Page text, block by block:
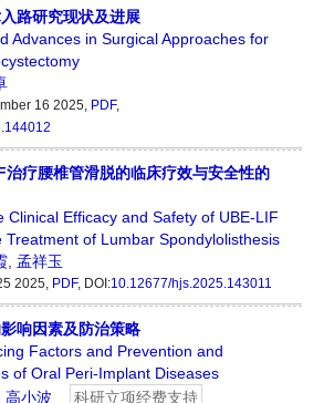
路研究现状及进展
Advances in Surgical Approaches for
16 2025, PDF,
疗腰椎管滑脱的临床疗效与安全性的
Clinical Efficacy and Safety of UBE-LIF
of Lumbar Spondylolisthesis
孟祥玉
2025, PDF, DOI:10.12677/hjs.2025.143011
响因素及防治策略
Factors and Prevention and
of Oral Peri-Implant Diseases
高小波 科研立项经费支持